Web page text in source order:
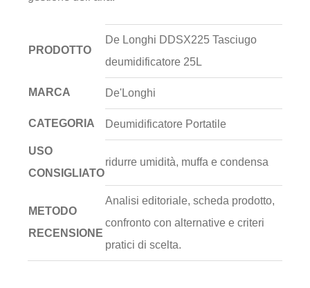
PRODOTTO
De Longhi DDSX225 Tasciugo
deumidificatore 25L
MARCA De'Longhi
CATEGORIA Deumidificatore Portatile
USO
CONSIGLIATO
ridurre umidità, muffa e condensa
METODO
RECENSIONE
Analisi editoriale, scheda prodotto,
confronto con alternative e criteri
pratici di scelta.